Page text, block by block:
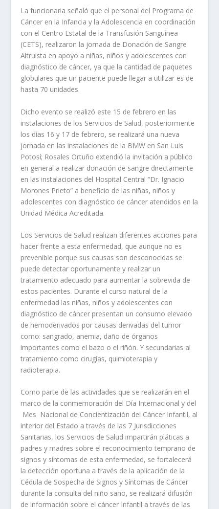
La funcionaria señaló que el personal del Programa de
Cáncer en la Infancia y la Adolescencia en coordinación
con el Centro Estatal de la Transfusión Sanguínea
(CETS), realizaron la jornada de Donación de Sangre
Altruista en apoyo a niñas, niños y adolescentes con
diagnóstico de cáncer, ya que la cantidad de paquetes
globulares que un paciente puede llegar a utilizar es de
hasta 70 unidades.
Dicho evento se realizó este 15 de febrero en las
instalaciones de los Servicios de Salud, posteriormente
los días 16 y 17 de febrero, se realizará una nueva
jornada en las instalaciones de la BMW en San Luis
Potosí; Rosales Ortuño extendió la invitación a público
en general a realizar donación de sangre directamente
en las instalaciones del Hospital Central “Dr. Ignacio
Morones Prieto” a beneficio de las niñas, niños y
adolescentes con diagnóstico de cáncer atendidos en la
Unidad Médica Acreditada.
Los Servicios de Salud realizan diferentes acciones para
hacer frente a esta enfermedad, que aunque no es
prevenible porque sus causas son desconocidas se
puede detectar oportunamente y realizar un
tratamiento adecuado para aumentar la sobrevida de
estos pacientes. Durante el curso natural de la
enfermedad las niñas, niños y adolescentes con
diagnóstico de cáncer presentan un consumo elevado
de hemoderivados por causas derivadas del tumor
como: sangrado, anemia, daño de órganos
importantes como el bazo o el riñón. Y secundarias al
tratamiento como cirugías, quimioterapia y
radioterapia.
Como parte de las actividades que se realizarán en el
marco de la conmemoración del Día Internacional y del
Mes Nacional de Concientización del Cáncer Infantil, al
interior del Estado a través de las 7 Jurisdicciones
Sanitarias, los Servicios de Salud impartirán pláticas a
padres y madres sobre el reconocimiento temprano de
signos y síntomas de esta enfermedad, se fortalecerá
la detección oportuna a través de la aplicación de la
Cédula de Sospecha de Signos y Síntomas de Cáncer
durante la consulta del niño sano, se realizará difusión
de información sobre el cáncer Infantil a través de las